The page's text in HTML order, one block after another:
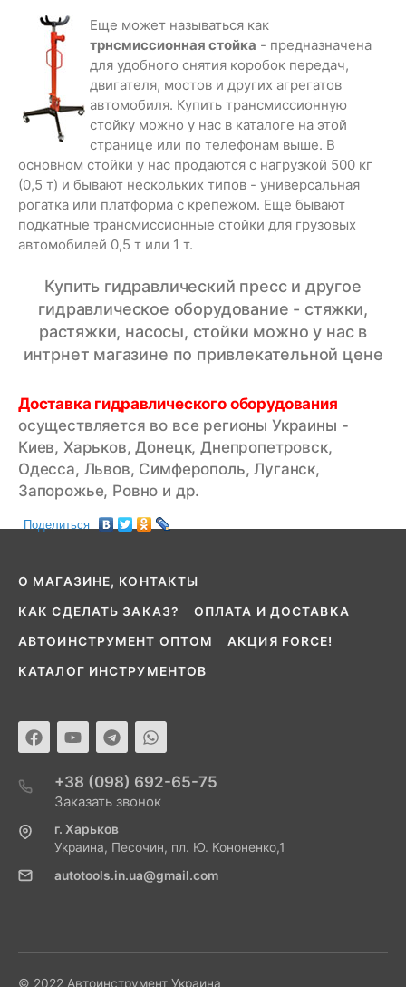
Еще может называться как
трнсмиссионная стойка - предназначена
для удобного снятия коробок передач,
двигателя, мостов и других агрегатов
автомобиля. Купить трансмиссионную
стойку можно у нас в каталоге на этой
странице или по телефонам выше. В
основном стойки у нас продаются с нагрузкой 500 кг
(0,5 т) и бывают нескольких типов - универсальная
рогатка или платформа с крепежом. Еще бывают
подкатные трансмиссионные стойки для грузовых
автомобилей 0,5 т или 1 т.
Купить гидравлический пресс и другое
гидравлическое оборудование - стяжки,
растяжки, насосы, стойки можно у нас в
интрнет магазине по привлекательной цене
Доставка гидравлического оборудования
осуществляется во все регионы Украины -
Киев, Харьков, Донецк, Днепропетровск,
Одесса, Львов, Симферополь, Луганск,
Запорожье, Ровно и др.
Поделиться
О МАГАЗИНЕ, КОНТАКТЫ
КАК СДЕЛАТЬ ЗАКАЗ? ОПЛАТА И ДОСТАВКА
АВТОИНСТРУМЕНТ ОПТОМ АКЦИЯ FORCE!
КАТАЛОГ ИНСТРУМЕНТОВ
+38 (098) 692-65-75
Заказать звонок
г. Харьков
Украина, Песочин, пл. Ю. Кононенко,1
autotools.in.ua@gmail.com
© 2022 Автоинструмент Украина